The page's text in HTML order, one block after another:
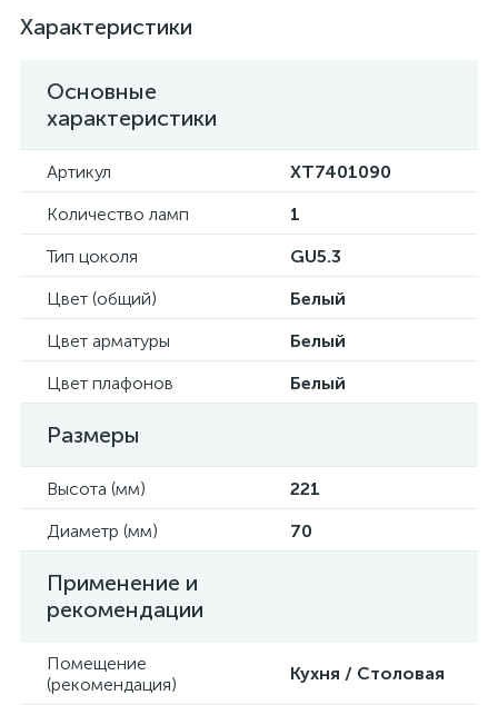
Характеристики
Основные
характеристики
Артикул
XT7401090
Количество ламп
1
Тип цоколя
GU5.3
Цвет (общий)
Белый
Цвет арматуры
Белый
Цвет плафонов
Белый
Размеры
Высота (мм)
221
Диаметр (мм)
70
Применение и
рекомендации
Помещение
(рекомендация)
Кухня / Столовая